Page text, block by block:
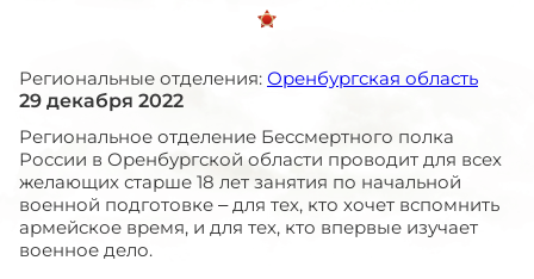
Региональные отделения: Оренбургская область
29 декабря 2022
Региональное отделение Бессмертного полка
России в Оренбургской области проводит для всех
желающих старше 18 лет занятия по начальной
военной подготовке – для тех, кто хочет вспомнить
армейское время, и для тех, кто впервые изучает
военное дело.